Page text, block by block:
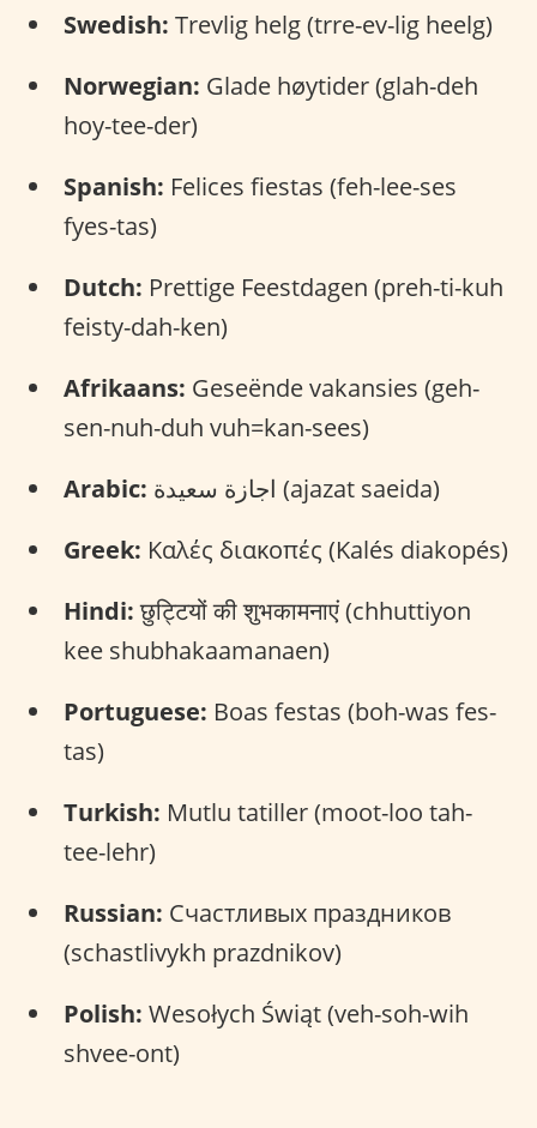
Swedish: Trevlig helg (trre-ev-lig heelg)
Norwegian: Glade høytider (glah-deh
hoy-tee-der)
Spanish: Felices fiestas (feh-lee-ses
fyes-tas)
Dutch: Prettige Feestdagen (preh-ti-kuh
feisty-dah-ken)
Afrikaans: Geseënde vakansies (geh-
sen-nuh-duh vuh=kan-sees)
Arabic:
اجازة سعيدة (ajazat saeida)
Greek: Καλές διακοπές (Kalés diakopés)
Hindi:छुट्टियों की शुभकामनाएं (chhuttiyon
kee shubhakaamanaen)
Portuguese: Boas festas (boh-was fes-
tas)
Turkish: Mutlu tatiller (moot-loo tah-
tee-lehr)
Russian: Счастливых праздников
(schastlivykh prazdnikov)
Polish: Wesołych Świąt (veh-soh-wih
shvee-ont)